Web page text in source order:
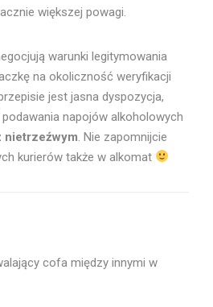
większej powagi.
warunki legitymowania
na okoliczność weryfikacji
jest jasna dyspozycja,
napojów alkoholowych
nietrzeźwym. Nie zapomnijcie
kurierów także w alkomat
cofa między innymi w